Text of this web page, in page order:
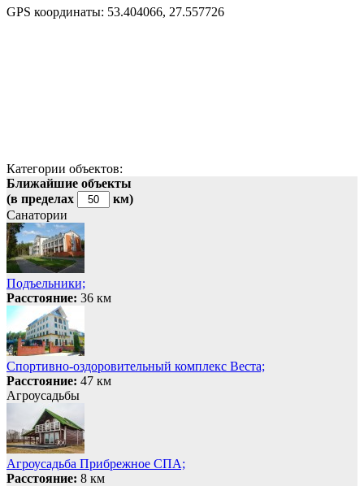
GPS координаты: 53.404066, 27.557726
Категории объектов:
Ближайшие объекты
(в пределах
км)
Санатории
Подъельники;
Расстояние: 36 км
Спортивно-оздоровительный комплекс Веста;
Расстояние: 47 км
Агроусадьбы
Агроусадьба Прибрежное СПА;
Расстояние: 8 км